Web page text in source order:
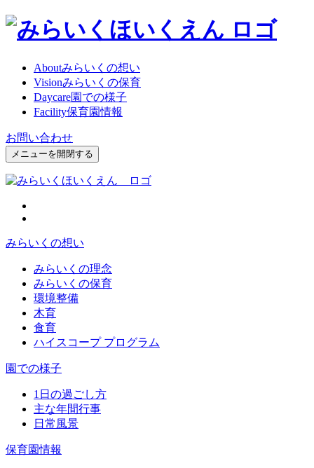
Aboutみらいくの想い
Visionみらいくの保育
Daycare園での様子
Facility保育園情報
お問い合わせ
メニューを開閉する
みらいくの想い
みらいくの理念
みらいくの保育
環境整備
木育
食育
ハイスコープ プログラム
園での様子
1日の過ごし方
主な年間行事
日常風景
保育園情報